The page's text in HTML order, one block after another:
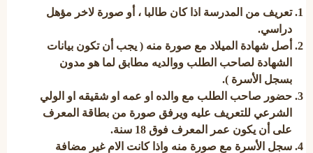
تعريف من المدرسة اذا كان طالبا ، أو صورة لاخر مؤهل
دراسي.
أصل شهادة الميلاد مع صورة منه ( يجب أن تكون بيانات
الشهادة لصاحب الطلب ووالديه مطابق لما هو مدون
بسجل الأسرة ).
حضور صاحب الطلب مع والده او عمه او شقيقه او الولي
الشرعي للتعريف عليه ويرفق صورة من بطاقة المعرف
على أن يكون عمر المعرف فوق 18 سنة.
سجل الأسرة مع صورة منه واذا كانت الام غير مضافة